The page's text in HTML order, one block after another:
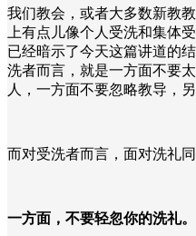
我们教会，或者大多数新教
上有点儿像个人受洗和集体
已经暗示了今天这篇讲道的
洗者而言，就是一方面不要
人，一方面不要忽略教导，
而对受洗者而言，面对洗礼
一方面，不要轻忽你的洗礼。